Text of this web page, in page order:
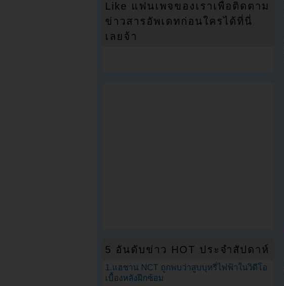
Like แฟนเพจของเราเพื่อติดตาม
ข่าวสารอัพเดทก่อนใครได้ที่นี่
เลยจ้า
5 อันดับข่าว HOT ประจำสัปดาห์
1.แฮชาน NCT ถูกพบว่าสูบบุหรี่ไฟฟ้าในวิดีโอ
เบื้องหลังฝึกซ้อม